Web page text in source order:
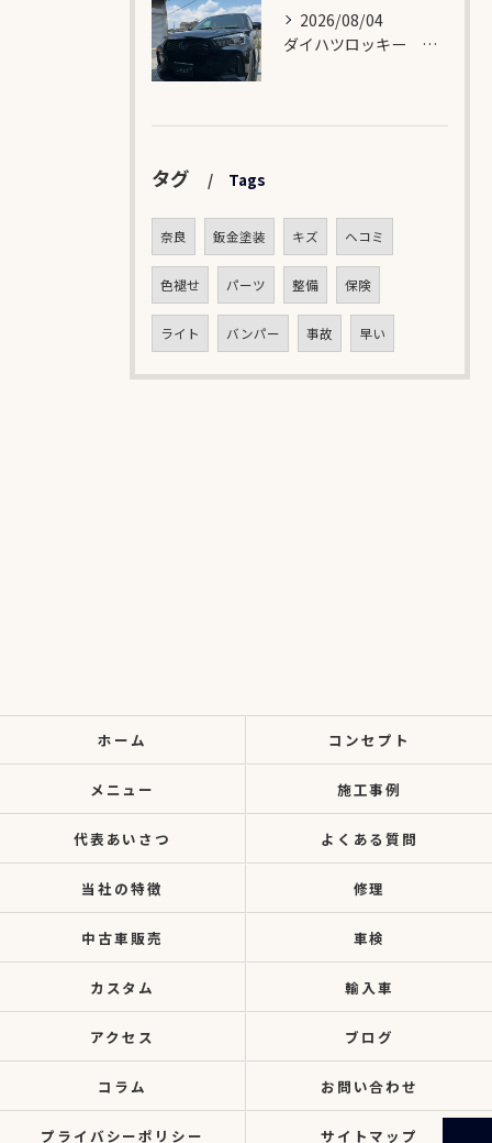
2026/08/04
ダイハツロッキー バンパー修理🛠️
タグ Tags
奈良 鈑金塗装 キズ ヘコミ
色褪せ パーツ 整備 保険
ライト バンパー 事故 早い
ホーム コンセプト
メニュー 施工事例
代表あいさつ よくある質問
当社の特徴 修理
中古車販売 車検
カスタム 輸入車
アクセス ブログ
コラム お問い合わせ
プライバシーポリシー サイトマップ